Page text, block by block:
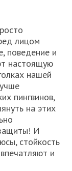
лицом
поведение и
настоящую
нашей
пингвинов,
на этих
И
стойкость
и